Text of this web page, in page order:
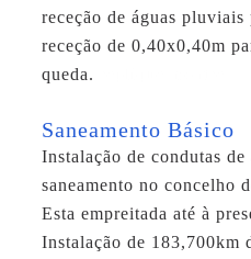
receção de águas
receção de 0,40x0,40m
queda.
Saneamento Básico
Instalação de condutas
saneamento no concelho
Esta empreitada até à
Instalação de 183,700km